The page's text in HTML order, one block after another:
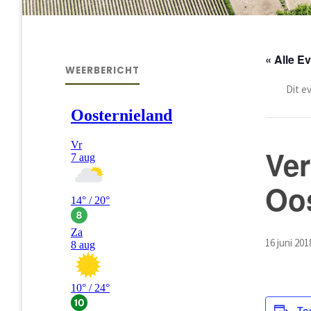
« Alle
Dit
16 juni
WEERBERICHT